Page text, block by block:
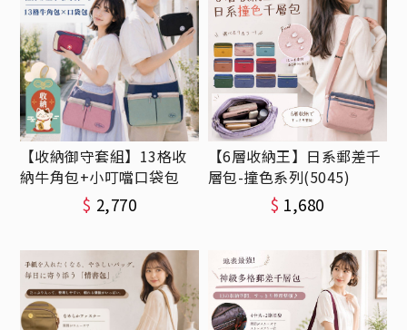
【收納御守套組】13格收
納牛角包+小叮噹口袋包
$ 2,770
【6層收納王】日系郵差千
層包-撞色系列(5045)
$ 1,680